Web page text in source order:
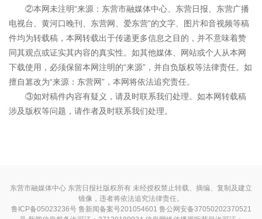
②本网未注明“来源：东营市融媒体中心、东营日报、东营广播
电视台、黄河口晚刊、东营网、爱东营”的文字、图片和音视频等稿
件均为转载稿，本网转载出于传递更多信息之目的，并不意味着赞
同其观点或证实其内容的真实性。如其他媒体、网站或个人从本网
下载使用，必须保留本网注明的“来源”，并自负版权等法律责任。如
擅自篡改为“来源：东营网”，本网将依法追究责任。
③如对稿件内容有疑义，请及时联系我们处理。如本网转载稿
涉及版权等问题，请作者及时联系我们处理。
东营市融媒体中心 东营日报社版权所有 未经授权禁止转载、摘编、复制及建立
镜像，违者将依法追究法律责任。
鲁ICP备05023236号鲁新闻备案号201054601 鲁公网安备37050202370521